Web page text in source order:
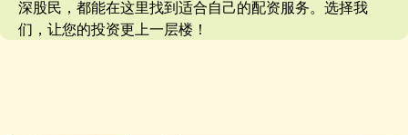
深股民，都能在这里找到适合自己的配资服务。选择我
们，让您的投资更上一层楼！